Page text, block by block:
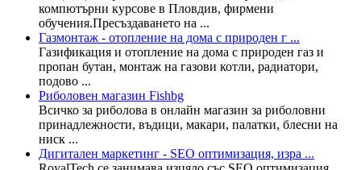
компютърни курсове в Пловдив, фирмени
обучения.Пресъздаването на ...
Газмонтаж - отопление на дома с природен г ...
Газификация и отопление на дома с природен газ и
пропан бутан, монтаж на газови котли, радиатори,
подово ...
Риболовен магазин Fishbg
Всичко за риболова в онлайн магазин за риболовни
принадлежности, въдици, макари, палатки, блесни на
ниск ...
Дигитален маркетинг - SEO оптимизация, изра ...